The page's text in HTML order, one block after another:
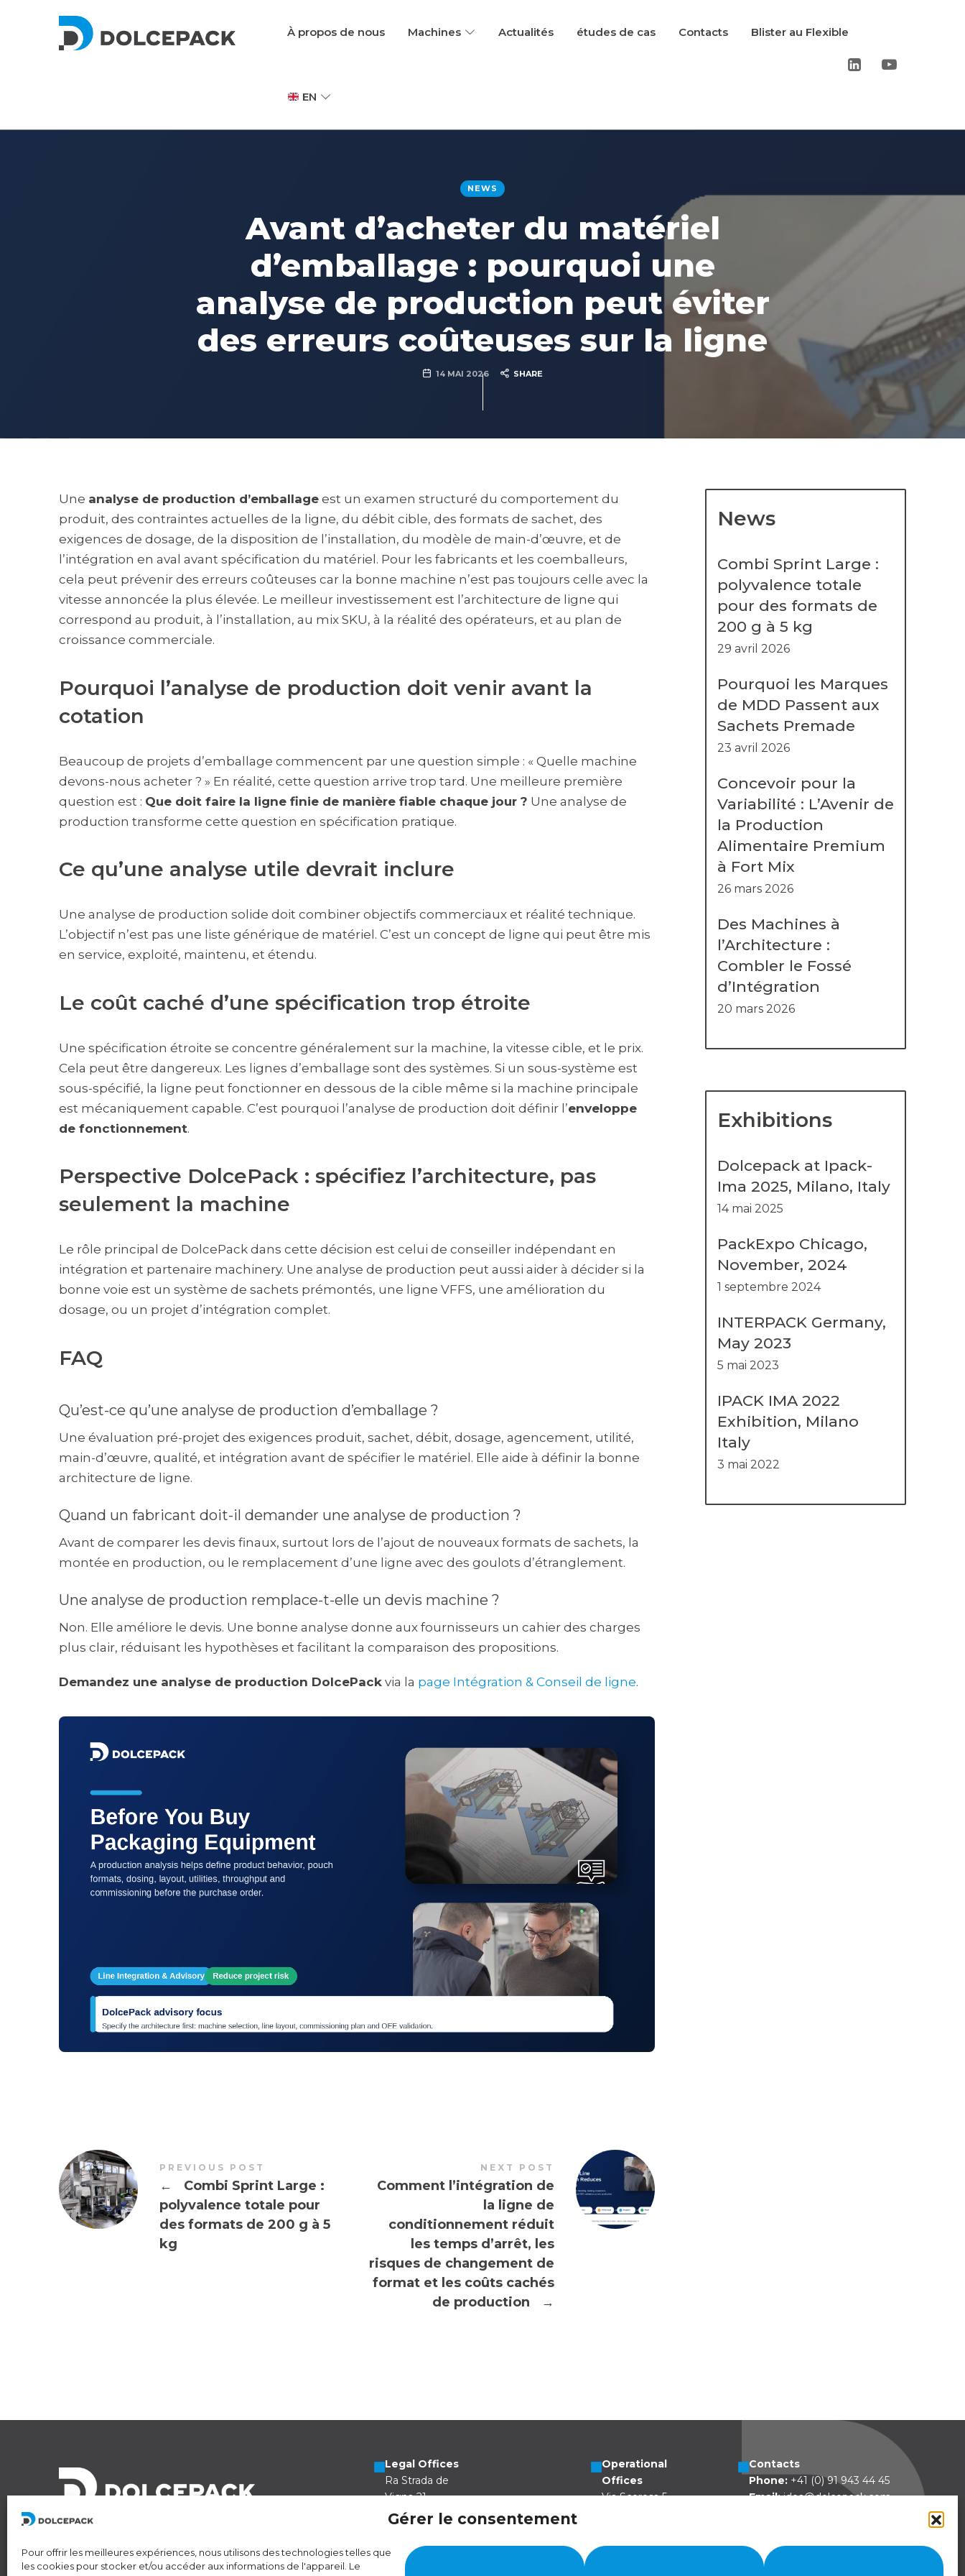
Gérer le consentement
Pour offrir les meilleures expériences, nous utilisons des technologies telles que
les cookies pour stocker et/ou accéder aux informations de l'appareil. Le
DolcePack À propos de nous Machines Actualités études de cas Contacts Blister au Flexible
EN
NEWS
Avant d’acheter du matériel
d’emballage : pourquoi une
analyse de production peut éviter
des erreurs coûteuses sur la ligne
14 MAI 2026 SHARE
Une analyse de production d’emballage est un examen structuré du comportement du
produit, des contraintes actuelles de la ligne, du débit cible, des formats de sachet, des
exigences de dosage, de la disposition de l’installation, du modèle de main-d’œuvre, et de
l’intégration en aval avant spécification du matériel. Pour les fabricants et les coemballeurs,
cela peut prévenir des erreurs coûteuses car la bonne machine n’est pas toujours celle avec la
vitesse annoncée la plus élevée. Le meilleur investissement est l’architecture de ligne qui
correspond au produit, à l’installation, au mix SKU, à la réalité des opérateurs, et au plan de
croissance commerciale.
Pourquoi l’analyse de production doit venir avant la
cotation
Beaucoup de projets d’emballage commencent par une question simple : « Quelle machine
devons-nous acheter ? » En réalité, cette question arrive trop tard. Une meilleure première
question est : Que doit faire la ligne finie de manière fiable chaque jour ? Une analyse de
production transforme cette question en spécification pratique.
Ce qu’une analyse utile devrait inclure
Une analyse de production solide doit combiner objectifs commerciaux et réalité technique.
L’objectif n’est pas une liste générique de matériel. C’est un concept de ligne qui peut être mis
en service, exploité, maintenu, et étendu.
Le coût caché d’une spécification trop étroite
Une spécification étroite se concentre généralement sur la machine, la vitesse cible, et le prix.
Cela peut être dangereux. Les lignes d’emballage sont des systèmes. Si un sous-système est
sous-spécifié, la ligne peut fonctionner en dessous de la cible même si la machine principale
est mécaniquement capable. C’est pourquoi l’analyse de production doit définir l’enveloppe
de fonctionnement.
Perspective DolcePack : spécifiez l’architecture, pas
seulement la machine
Le rôle principal de DolcePack dans cette décision est celui de conseiller indépendant en
intégration et partenaire machinery. Une analyse de production peut aussi aider à décider si la
bonne voie est un système de sachets prémontés, une ligne VFFS, une amélioration du
dosage, ou un projet d’intégration complet.
FAQ
Qu’est-ce qu’une analyse de production d’emballage ?
Une évaluation pré-projet des exigences produit, sachet, débit, dosage, agencement, utilité,
main-d’œuvre, qualité, et intégration avant de spécifier le matériel. Elle aide à définir la bonne
architecture de ligne.
Quand un fabricant doit-il demander une analyse de production ?
Avant de comparer les devis finaux, surtout lors de l’ajout de nouveaux formats de sachets, la
montée en production, ou le remplacement d’une ligne avec des goulots d’étranglement.
Une analyse de production remplace-t-elle un devis machine ?
Non. Elle améliore le devis. Une bonne analyse donne aux fournisseurs un cahier des charges
plus clair, réduisant les hypothèses et facilitant la comparaison des propositions.
Demandez une analyse de production DolcePack via la page Intégration & Conseil de ligne.
PREVIOUS POST
←
Combi Sprint Large :
polyvalence totale pour
des formats de 200 g à 5
kg
NEXT POST
Comment l’intégration de
la ligne de
conditionnement réduit
les temps d’arrêt, les
risques de changement de
format et les coûts cachés
de production
→
News
Combi Sprint Large :
polyvalence totale
pour des formats de
200 g à 5 kg
29 avril 2026
Pourquoi les Marques
de MDD Passent aux
Sachets Premade
23 avril 2026
Concevoir pour la
Variabilité : L’Avenir de
la Production
Alimentaire Premium
à Fort Mix
26 mars 2026
Des Machines à
l’Architecture :
Combler le Fossé
d’Intégration
20 mars 2026
Exhibitions
Dolcepack at Ipack-
Ima 2025, Milano, Italy
14 mai 2025
PackExpo Chicago,
November, 2024
1 septembre 2024
INTERPACK Germany,
May 2023
5 mai 2023
IPACK IMA 2022
Exhibition, Milano
Italy
3 mai 2022
Legal Offices
Ra Strada de
Vigna 21
6966 Lugano
Operational
Offices
Via Sceresa 5
Contacts
Phone:+41 (0) 91 943 44 45
Email: idea@dolcepack.com